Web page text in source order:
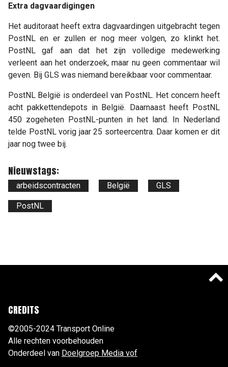
Extra dagvaardigingen
Het auditoraat heeft extra dagvaardingen uitgebracht tegen
PostNL en er zullen er nog meer volgen, zo klinkt het.
PostNL gaf aan dat het zijn volledige medewerking
verleent aan het onderzoek, maar nu geen commentaar wil
geven. Bij GLS was niemand bereikbaar voor commentaar.
PostNL België is onderdeel van PostNL. Het concern heeft
acht pakkettendepots in België. Daarnaast heeft PostNL
450 zogeheten PostNL-punten in het land. In Nederland
telde PostNL vorig jaar 25 sorteercentra. Daar komen er dit
jaar nog twee bij.
Nieuwstags:
arbeidscontracten België GLS
PostNL
CREDITS
©2005-2024 Transport Online
Alle rechten voorbehouden
Onderdeel van Doelgroep Media vof